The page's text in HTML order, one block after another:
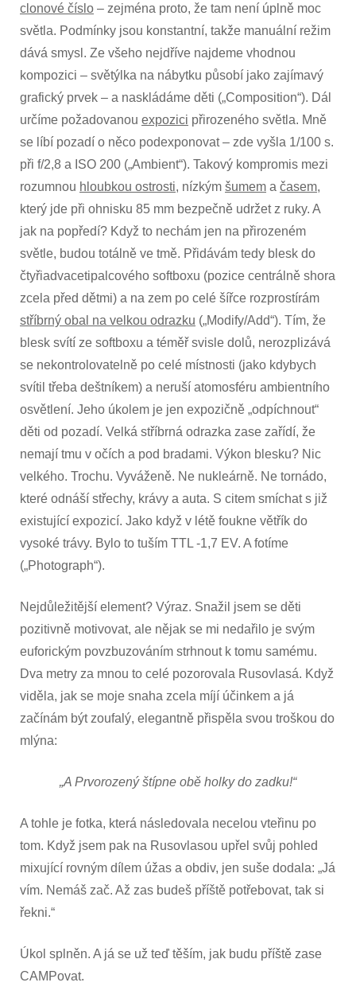
clonové číslo – zejména proto, že tam není úplně moc
světla. Podmínky jsou konstantní, takže manuální režim
dává smysl. Ze všeho nejdříve najdeme vhodnou
kompozici – světýlka na nábytku působí jako zajímavý
grafický prvek – a naskládáme děti („Composition“). Dál
určíme požadovanou expozici přirozeného světla. Mně
se líbí pozadí o něco podexponovat – zde vyšla 1/100 s.
při f/2,8 a ISO 200 („Ambient“). Takový kompromis mezi
rozumnou hloubkou ostrosti, nízkým šumem a časem,
který jde při ohnisku 85 mm bezpečně udržet z ruky. A
jak na popředí? Když to nechám jen na přirozeném
světle, budou totálně ve tmě. Přidávám tedy blesk do
čtyřiadvacetipalcového softboxu (pozice centrálně shora
zcela před dětmi) a na zem po celé šířce rozprostírám
stříbrný obal na velkou odrazku („Modify/Add“). Tím, že
blesk svítí ze softboxu a téměř svisle dolů, nerozplizává
se nekontrolovatelně po celé místnosti (jako kdybych
svítil třeba deštníkem) a neruší atomosféru ambientního
osvětlení. Jeho úkolem je jen expozičně „odpíchnout“
děti od pozadí. Velká stříbrná odrazka zase zařídí, že
nemají tmu v očích a pod bradami. Výkon blesku? Nic
velkého. Trochu. Vyváženě. Ne nukleárně. Ne tornádo,
které odnáší střechy, krávy a auta. S citem smíchat s již
existující expozicí. Jako když v létě foukne větřík do
vysoké trávy. Bylo to tuším TTL -1,7 EV. A fotíme
(„Photograph“).
Nejdůležitější element? Výraz. Snažil jsem se děti
pozitivně motivovat, ale nějak se mi nedařilo je svým
euforickým povzbuzováním strhnout k tomu samému.
Dva metry za mnou to celé pozorovala Rusovlasá. Když
viděla, jak se moje snaha zcela míjí účinkem a já
začínám být zoufalý, elegantně přispěla svou troškou do
mlýna:
„A Prvorozený štípne obě holky do zadku!“
A tohle je fotka, která následovala necelou vteřinu po
tom. Když jsem pak na Rusovlasou upřel svůj pohled
mixující rovným dílem úžas a obdiv, jen suše dodala: „Já
vím. Nemáš zač. Až zas budeš příště potřebovat, tak si
řekni.“
Úkol splněn. A já se už teď těším, jak budu příště zase
CAMPovat.